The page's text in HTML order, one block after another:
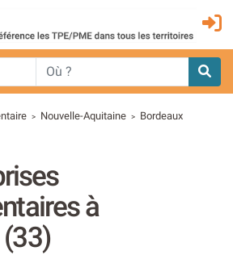
> Nouvelle-Aquitaine > Bordeaux
à